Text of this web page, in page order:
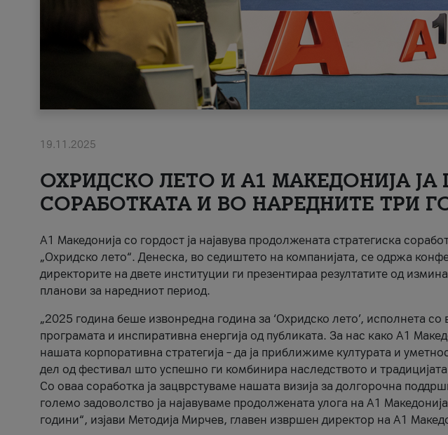
19.11.2025
ОХРИДСКО ЛЕТО И A1 МАКЕДОНИЈА ЈА
СОРАБОТКАТА И ВО НАРЕДНИТЕ ТРИ
A1 Македонија со гордост ја најавува продолжената стратегиска
„Охридско лето“. Денеска, во седиштето на компанијата, се одржа
директорите на двете институции ги презентираа резултатите од
планови за наредниот период.
„2025 година беше извонредна година за ‘Охридско лето’, исполнета
програмата и инспиративна енергија од публиката. За нас како A1
нашата корпоративна стратегија – да ја приближиме културата и
дел од фестивал што успешно ги комбинира наследството и
Со оваа соработка ја зацврстуваме нашата визија за долгорочна
големо задоволство ја најавуваме продолжената улога на A1
години“, изјави Методија Мирчев, главен извршен директор на A1